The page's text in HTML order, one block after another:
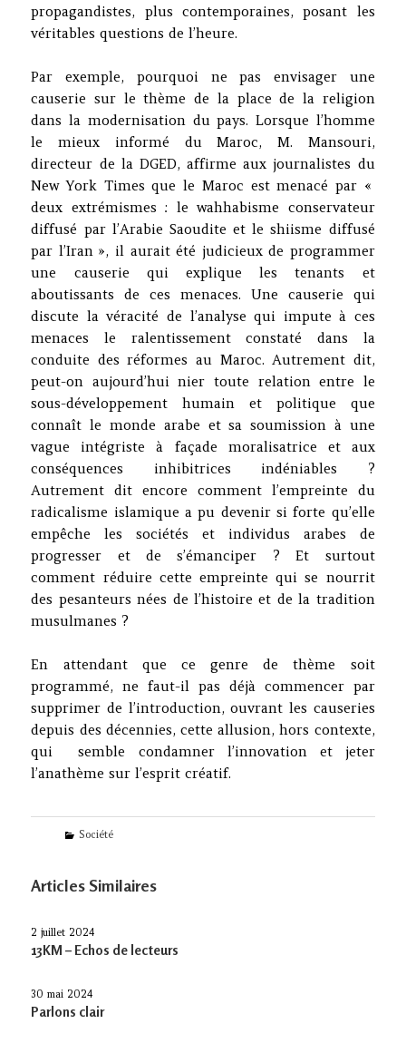
propagandistes, plus contemporaines, posant les
véritables questions de l’heure.
Par exemple, pourquoi ne pas envisager une
causerie sur le thème de la place de la religion
dans la modernisation du pays. Lorsque l’homme
le mieux informé du Maroc, M. Mansouri,
directeur de la DGED, affirme aux journalistes du
New York Times que le Maroc est menacé par «
deux extrémismes : le wahhabisme conservateur
diffusé par l’Arabie Saoudite et le shiisme diffusé
par l’Iran », il aurait été judicieux de programmer
une causerie qui explique les tenants et
aboutissants de ces menaces. Une causerie qui
discute la véracité de l’analyse qui impute à ces
menaces le ralentissement constaté dans la
conduite des réformes au Maroc. Autrement dit,
peut-on aujourd’hui nier toute relation entre le
sous-développement humain et politique que
connaît le monde arabe et sa soumission à une
vague intégriste à façade moralisatrice et aux
conséquences inhibitrices indéniables ?
Autrement dit encore comment l’empreinte du
radicalisme islamique a pu devenir si forte qu’elle
empêche les sociétés et individus arabes de
progresser et de s’émanciper ? Et surtout
comment réduire cette empreinte qui se nourrit
des pesanteurs nées de l’histoire et de la tradition
musulmanes ?
En attendant que ce genre de thème soit
programmé, ne faut-il pas déjà commencer par
supprimer de l’introduction, ouvrant les causeries
depuis des décennies, cette allusion, hors contexte,
qui semble condamner l’innovation et jeter
l’anathème sur l’esprit créatif.
Categories
Société
Articles Similaires
2 juillet 2024
13KM – Echos de lecteurs
30 mai 2024
Parlons clair